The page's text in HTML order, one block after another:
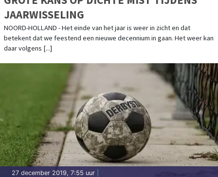
JAARWISSELING
NOORD-HOLLAND - Het einde van het jaar is weer in zicht en dat
betekent dat we feestend een nieuwe decennium in gaan. Het weer kan
daar volgens [...]
27 december 2019, 7:55 uur